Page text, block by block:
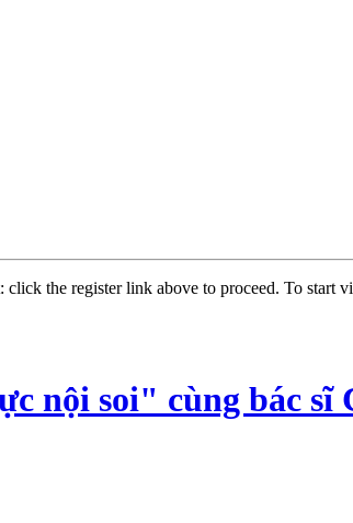
click the register link above to proceed. To start
nội soi" cùng bác sĩ